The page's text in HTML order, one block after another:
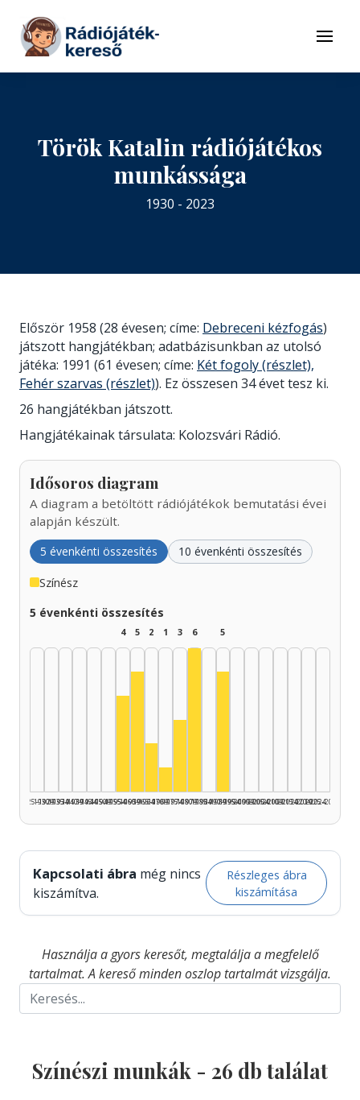
Tovább a tartalomhoz
Menü
Török Katalin rádiójátékos
munkássága
1930 - 2023
Először 1958 (28 évesen; címe: Debreceni kézfogás)
játszott hangjátékban; adatbázisunkban az utolsó
játéka: 1991 (61 évesen; címe: Két fogoly (részlet),
Fehér szarvas (részlet)). Ez összesen 34 évet tesz ki.
26 hangjátékban játszott.
Hangjátékainak társulata: Kolozsvári Rádió.
Idősoros diagram
A diagram a betöltött rádiójátékok bemutatási évei
alapján készült.
5 évenkénti összesítés 10 évenkénti összesítés
Színész
5 évenkénti összesítés
1925–1929
1930–1934
1935–1939
1940–1944
1945–1949
1950–1954
4
1955–1959
5
Színész, 1960–1964: 5
1960–1964
2
1965–1969
1
Színész, 1970–1974: 1
1970–1974
3
1975–1979
6
1980–1984
1985–1989
5
1990–1994
1995–1999
2000–2004
2005–2009
2010–2014
2015–2019
2020–2024
2025–2026
Kapcsolati ábra még nincs
kiszámítva.
Részleges ábra
kiszámítása
Használja a gyors keresőt, megtalálja a megfelelő
tartalmat. A kereső minden oszlop tartalmát vizsgálja.
Színészi munkák - 26 db találat